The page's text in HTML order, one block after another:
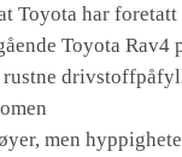
Toyota har foretatt
Toyota Rav4
rustne
men